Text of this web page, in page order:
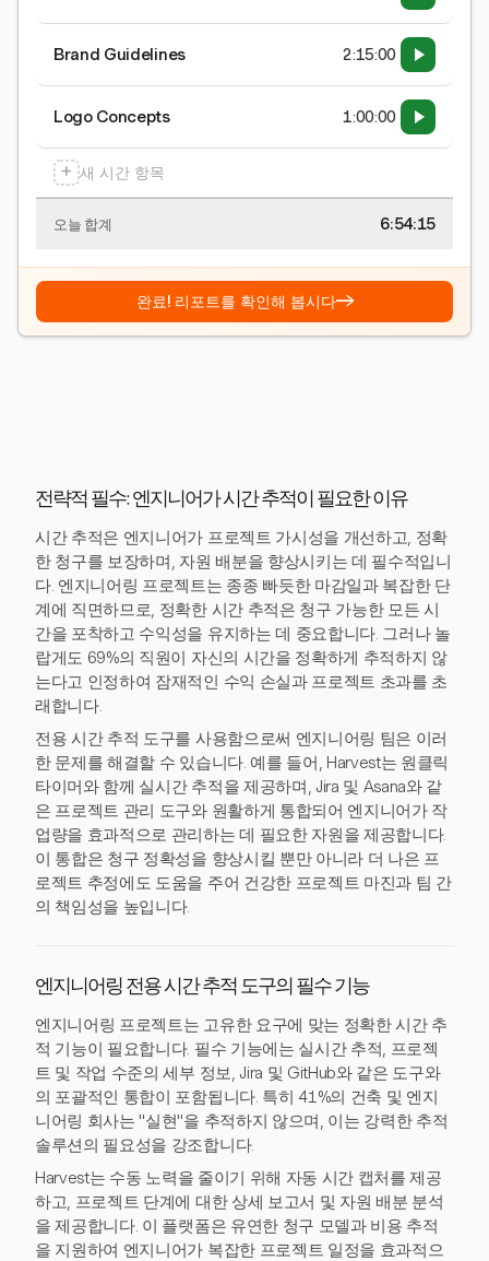
Brand Guidelines 2:15:00
Logo Concepts 1:00:00
+ 새 시간 항목
오늘 합계 6:54:15
완료! 리포트를 확인해 봅시다→
전략적 필수: 엔지니어가 시간 추적이 필요한 이유
시간 추적은 엔지니어가 프로젝트 가시성을 개선하고, 정확
한 청구를 보장하며, 자원 배분을 향상시키는 데 필수적입니
다. 엔지니어링 프로젝트는 종종 빠듯한 마감일과 복잡한 단
계에 직면하므로, 정확한 시간 추적은 청구 가능한 모든 시
간을 포착하고 수익성을 유지하는 데 중요합니다. 그러나 놀
랍게도 69%의 직원이 자신의 시간을 정확하게 추적하지 않
는다고 인정하여 잠재적인 수익 손실과 프로젝트 초과를 초
래합니다.
전용 시간 추적 도구를 사용함으로써 엔지니어링 팀은 이러
한 문제를 해결할 수 있습니다. 예를 들어, Harvest는 원클릭
타이머와 함께 실시간 추적을 제공하며, Jira 및 Asana와 같
은 프로젝트 관리 도구와 원활하게 통합되어 엔지니어가 작
업량을 효과적으로 관리하는 데 필요한 자원을 제공합니다.
이 통합은 청구 정확성을 향상시킬 뿐만 아니라 더 나은 프
로젝트 추정에도 도움을 주어 건강한 프로젝트 마진과 팀 간
의 책임성을 높입니다.
엔지니어링 전용 시간 추적 도구의 필수 기능
엔지니어링 프로젝트는 고유한 요구에 맞는 정확한 시간 추
적 기능이 필요합니다. 필수 기능에는 실시간 추적, 프로젝
트 및 작업 수준의 세부 정보, Jira 및 GitHub와 같은 도구와
의 포괄적인 통합이 포함됩니다. 특히 41%의 건축 및 엔지
니어링 회사는 "실현"을 추적하지 않으며, 이는 강력한 추적
솔루션의 필요성을 강조합니다.
Harvest는 수동 노력을 줄이기 위해 자동 시간 캡처를 제공
하고, 프로젝트 단계에 대한 상세 보고서 및 자원 배분 분석
을 제공합니다. 이 플랫폼은 유연한 청구 모델과 비용 추적
을 지원하여 엔지니어가 복잡한 프로젝트 일정을 효과적으